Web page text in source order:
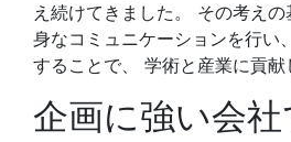
え続けてきました。 その考え
身なコミュニケーションを行い
することで、 学術と産業に貢献
企画に強い会社